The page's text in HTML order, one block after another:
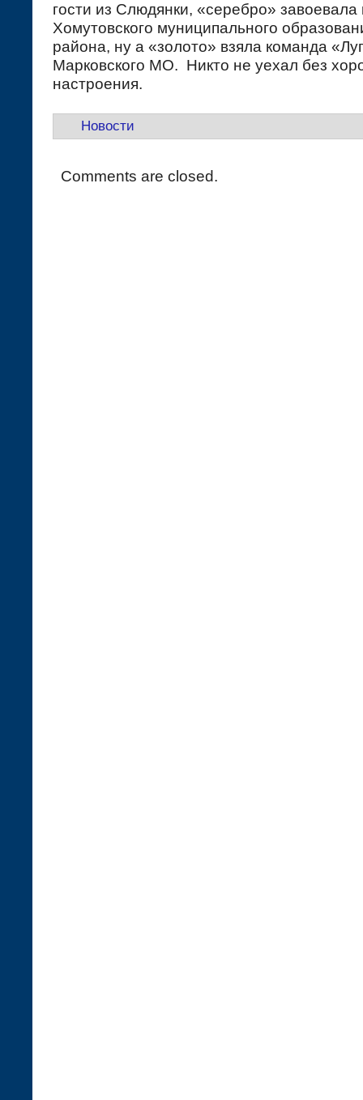
гости из Слюдянки, «серебро» завоевала
Хомутовского муниципального
района, ну а «золото» взяла команда
Марковского МО. Никто не уехал без
настроения.
Новости
Comments are closed.